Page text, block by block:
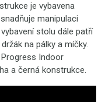
je vybavena
manipulaci
stolu dále patří
na pálky a míčky.
Indoor
a černá konstrukce.